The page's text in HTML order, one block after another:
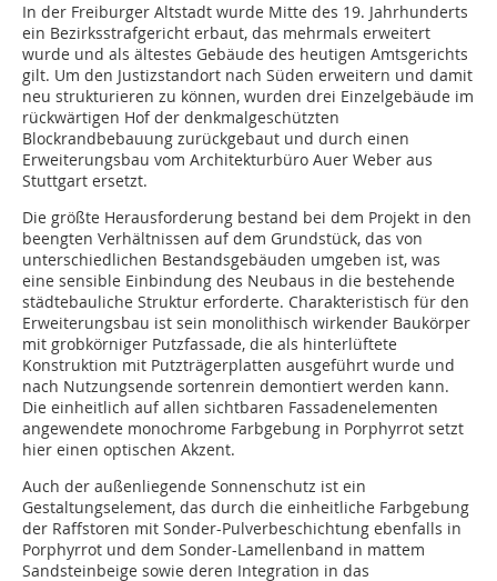
In der Freiburger Altstadt wurde Mitte des 19. Jahrhunderts
ein Bezirksstrafgericht erbaut, das mehrmals erweitert
wurde und als ältestes Gebäude des heutigen Amtsgerichts
gilt. Um den Justizstandort nach Süden erweitern und damit
neu strukturieren zu können, wurden drei Einzelgebäude im
rückwärtigen Hof der denkmalgeschützten
Blockrandbebauung zurückgebaut und durch einen
Erweiterungsbau vom Architekturbüro Auer Weber aus
Stuttgart ersetzt.
Die größte Herausforderung bestand bei dem Projekt in den
beengten Verhältnissen auf dem Grundstück, das von
unterschiedlichen Bestandsgebäuden umgeben ist, was
eine sensible Einbindung des Neubaus in die bestehende
städtebauliche Struktur erforderte. Charakteristisch für den
Erweiterungsbau ist sein monolithisch wirkender Baukörper
mit grobkörniger Putzfassade, die als hinterlüftete
Konstruktion mit Putzträgerplatten ausgeführt wurde und
nach Nutzungsende sortenrein demontiert werden kann.
Die einheitlich auf allen sichtbaren Fassadenelementen
angewendete monochrome Farbgebung in Porphyrrot setzt
hier einen optischen Akzent.
Auch der außenliegende Sonnenschutz ist ein
Gestaltungselement, das durch die einheitliche Farbgebung
der Raffstoren mit Sonder-Pulverbeschichtung ebenfalls in
Porphyrrot und dem Sonder-Lamellenband in mattem
Sandsteinbeige sowie deren Integration in das